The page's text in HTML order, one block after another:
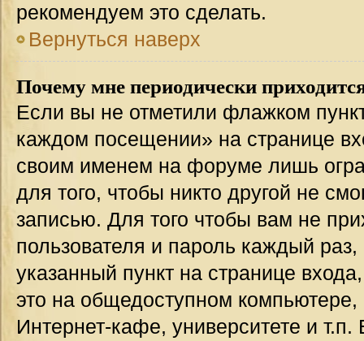
рекомендуем это сделать.
Вернуться наверх
Почему мне периодически
Если вы не отметили флажком
каждом посещении» на странице
своим именем на форуме лишь
для того, чтобы никто другой не
записью. Для того чтобы вам не
пользователя и пароль каждый
указанный пункт на странице
это на общедоступном
Интернет-кафе, университете и т.п.